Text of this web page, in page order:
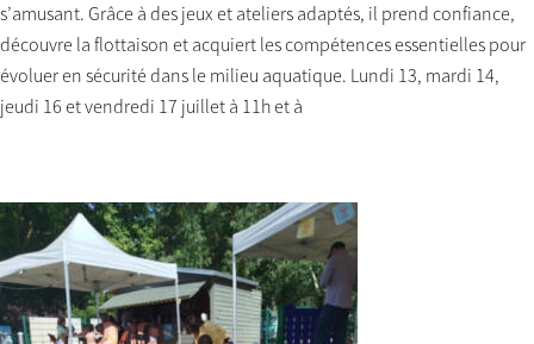
s’amusant. Grâce à des jeux et ateliers adaptés, il prend confiance,
découvre la flottaison et acquiert les compétences essentielles pour
évoluer en sécurité dans le milieu aquatique. Lundi 13, mardi 14,
jeudi 16 et vendredi 17 juillet à 11h et à